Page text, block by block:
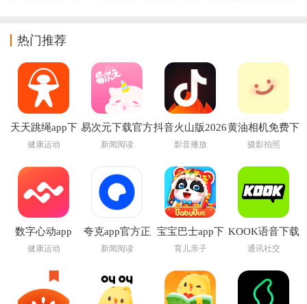
热门推荐
天天跳绳app下
载安装免费
健康运动
易次元下载官方
app
新闻阅读
抖音火山版2026
最新版
影音播放
黄油相机免费下
载安装
摄影拍照
数字心动app
健康运动
夸克app官方正
版下载
新闻阅读
宝宝巴士app下
载安装
育儿亲子
KOOK语音下载
安装
通讯社交